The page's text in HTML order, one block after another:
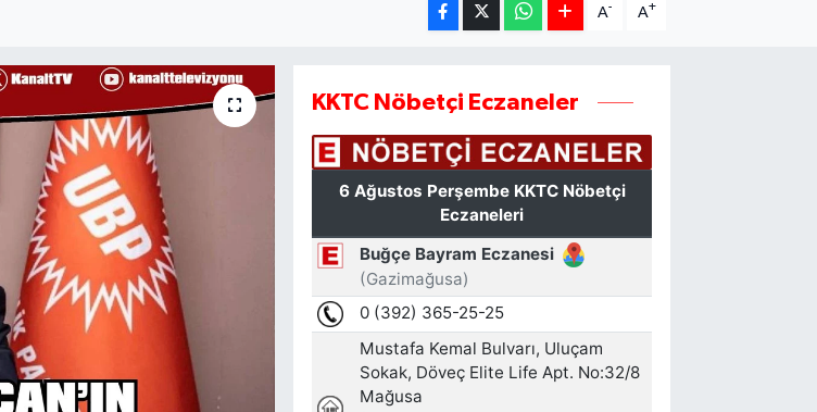
A- A+
KKTC Nöbetçi Eczaneler